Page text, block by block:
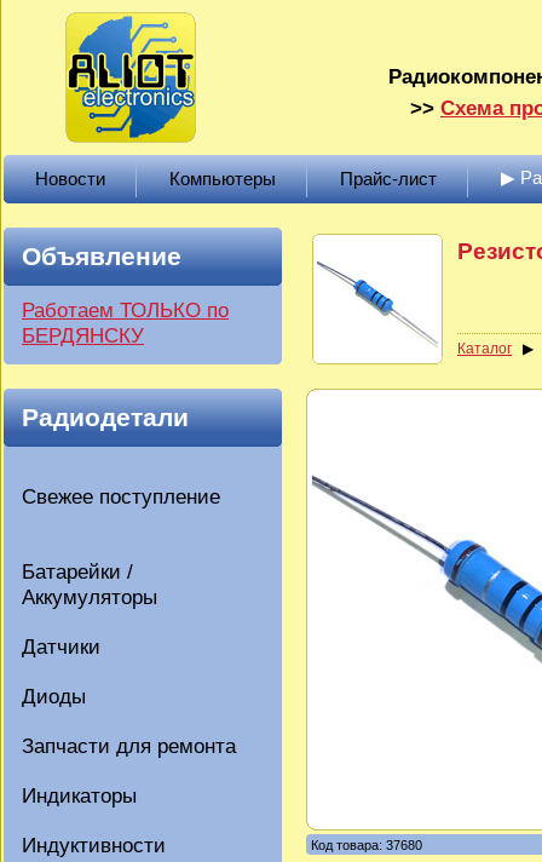
>> Схема
Новости Компьютеры Прайс-лист ▶
Объявление
Работаем ТОЛЬКО по
БЕРДЯНСКУ
Радиодетали
Свежее поступление
Батарейки /
Аккумуляторы
Датчики
Диоды
Запчасти для ремонта
Индикаторы
Индуктивности
Каталог
Код товара: 37680